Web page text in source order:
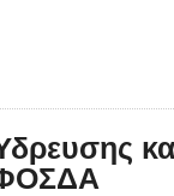
ΦΟΣΔΑ